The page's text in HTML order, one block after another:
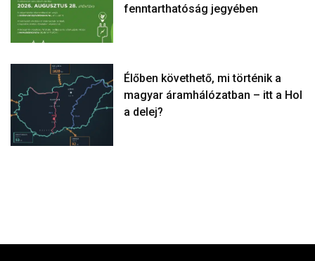
fenntarthatóság jegyében
Élőben követhető, mi történik a
magyar áramhálózatban – itt a Hol
a delej?